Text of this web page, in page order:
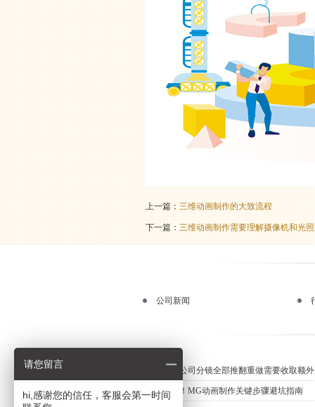
上一篇：三维动画制作的大致流程
下一篇：三维动画制作需要理解摄像机和光
公司新闻
动画制作公司分镜全部推翻重做需要收取额
新手必知！MG动画制作关键步骤避坑指南
请您留言
hi,感谢您的信任，客服会第一时间